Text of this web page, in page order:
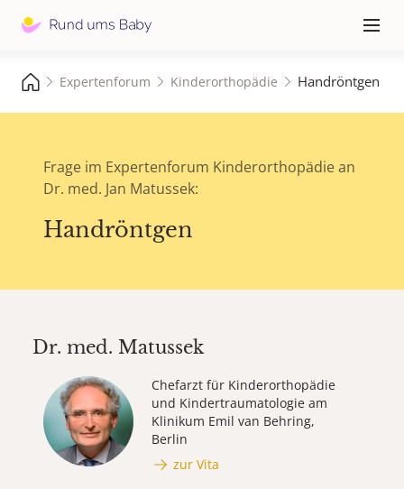
≡
Expertenforum Kinderorthopädie Handröntgen
Frage im Expertenforum Kinderorthopädie an
Dr. med. Jan Matussek:
Handröntgen
Dr. med. Matussek
Chefarzt für Kinderorthopädie
und Kindertraumatologie am
Klinikum Emil van Behring,
Berlin
zur Vita